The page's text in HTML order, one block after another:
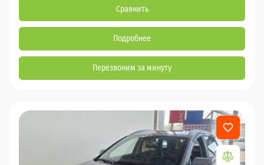
Сравнить
Подробнее
Перезвоним за минуту